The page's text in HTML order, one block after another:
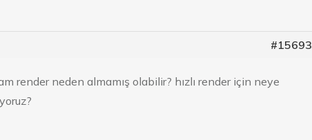
#15693
render neden almamış olabilir? hızlı render için neye